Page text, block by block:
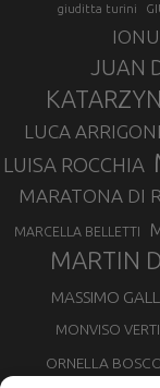
giuditta turini
JUAN
LUCA ARRIGONI
LUISA ROCCHIA
MARATONA DI
MARCELLA BELLETTI
MARTIN
MASSIMO
MONVISO
ORNELLA